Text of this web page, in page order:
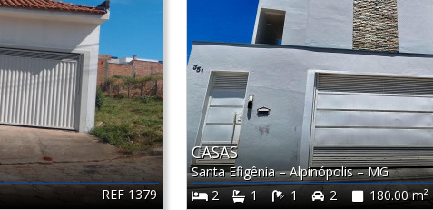
REF 1379
CASAS
Santa Efigênia–Alpinópolis–MG
2
1 1 2 180.00 m²